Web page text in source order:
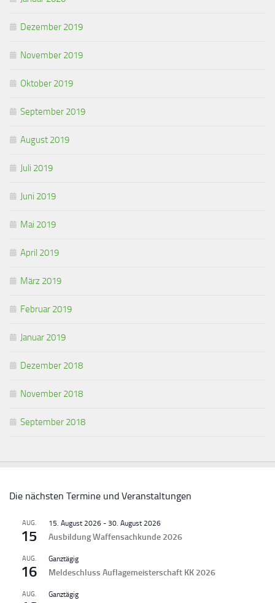
Dezember 2019
November 2019
Oktober 2019
September 2019
August 2019
Juli 2019
Juni 2019
Mai 2019
April 2019
März 2019
Februar 2019
Januar 2019
Dezember 2018
November 2018
September 2018
Die nächsten Termine und Veranstaltungen
AUG.
15
15. August 2026 - 30. August 2026
Ausbildung Waffensachkunde 2026
AUG.
16
Ganztägig
Meldeschluss Auflagemeisterschaft KK 2026
AUG. Ganztägig